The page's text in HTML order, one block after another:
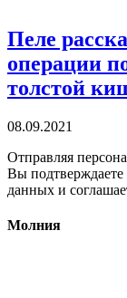
Пеле
операции
толстой
08.09.2021
Отправляя
Вы подтверждаете
данных и
Молния